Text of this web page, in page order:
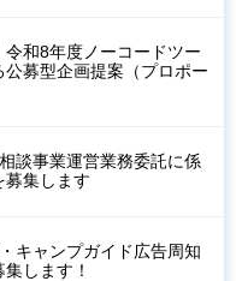
令和8年度ノーコードツー
募型企画提案（プロポー
談事業運営業務委託に係
募集します
キャンプガイド広告周知
します！